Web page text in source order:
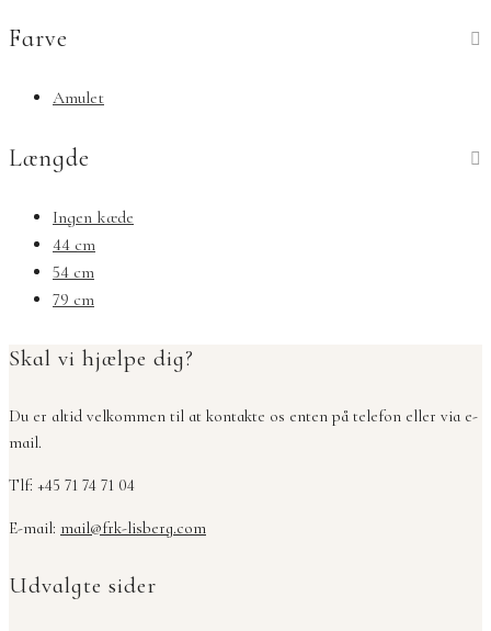
Farve
Amulet
Længde
Ingen kæde
44 cm
54 cm
79 cm
Skal vi hjælpe dig?
Du er altid velkommen til at kontakte os enten på telefon eller via e-
mail.
Tlf: +45 71 74 71 04
E-mail: mail@frk-lisberg.com
Udvalgte sider